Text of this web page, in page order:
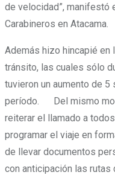
de velocidad”, manifestó
Carabineros en Atacama.
Además hizo hincapié
tránsito, las cuales sólo
tuvieron un aumento de
período. Del mismo
reiterar el llamado a
programar el viaje en
de llevar documentos
con anticipación las rutas